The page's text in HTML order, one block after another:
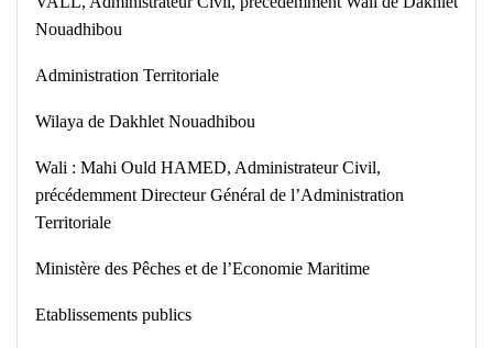
Nouadhibou
Administration Territoriale
Wilaya de Dakhlet Nouadhibou
Wali : Mahi Ould HAMED, Administrateur Civil,
précédemment Directeur Général de l’Administration
Territoriale
Ministère des Pêches et de l’Economie Maritime
Etablissements publics